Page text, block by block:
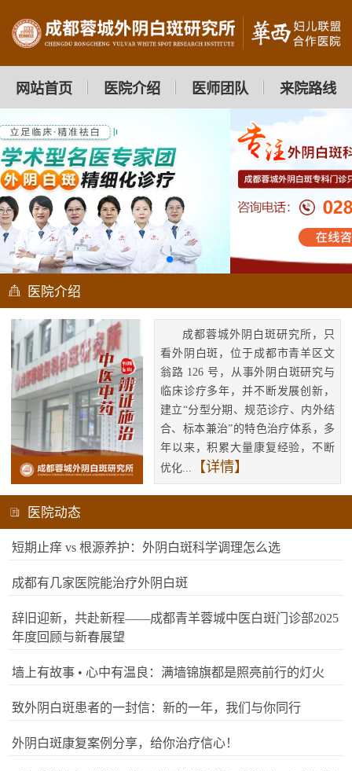
网站首页 医院介绍 医师团队 来院路线
医院介绍
成都蓉城外阴白斑研究所，只
看外阴白斑，位于成都市青羊区文
翁路 126 号，从事外阴白斑研究与
临床诊疗多年，并不断发展创新，
建立“分型分期、规范诊疗、内外结
合、标本兼治”的特色治疗体系，多
年以来，积累大量康复经验，不断
优化...
【详情】
医院动态
短期止痒 vs 根源养护：外阴白斑科学调理怎么选
成都有几家医院能治疗外阴白斑
辞旧迎新，共赴新程——成都青羊蓉城中医白斑门诊部2025
年度回顾与新春展望
墙上有故事 • 心中有温良：满墙锦旗都是照亮前行的灯火
致外阴白斑患者的一封信：新的一年，我们与你同行
外阴白斑康复案例分享，给你治疗信心！